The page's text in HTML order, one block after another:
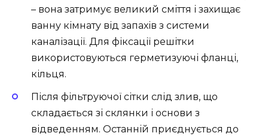
– вона затримує великий сміття і захищає
ванну кімнату від запахів з системи
каналізації. Для фіксації решітки
використовуються герметизуючі фланці,
кільця.
Після фільтруючої сітки слід злив, що
складається зі склянки і основи з
відведенням. Останній приєднується до